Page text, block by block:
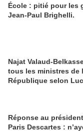
École : pitié pour les
Jean-Paul Brighelli.
Najat Valaud-
tous les ministres de
République selon
Réponse au
Paris Descartes :